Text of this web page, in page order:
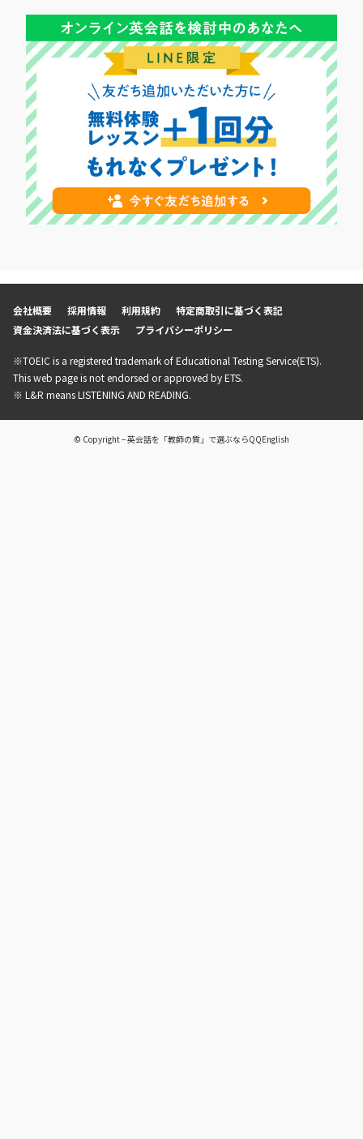
会社概要 採用情報 利用規約
特定商取引に基づく表記
資金決済法に基づく表示
プライバシーポリシー
※TOEIC is a registered trademark of Educational Testing Service(ETS).
This web page is not endorsed or approved by ETS.
※ L&R means LISTENING AND READING.
© Copyright – 英会話を「教師の質」で選ぶならQQEnglish